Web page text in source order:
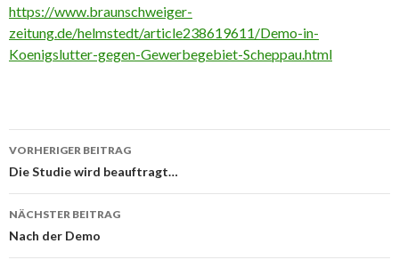
https://www.braunschweiger-
zeitung.de/helmstedt/article238619611/Demo-in-
Koenigslutter-gegen-Gewerbegebiet-Scheppau.html
Beitrags-
Navigation
VORHERIGER BEITRAG
Die Studie wird beauftragt…
NÄCHSTER BEITRAG
Nach der Demo